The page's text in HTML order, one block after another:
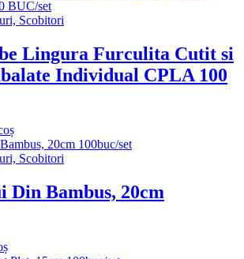
Scobitori
Lingura Furculita Cutit si
Individual CPLA 100
Scobitori
Din Bambus, 20cm